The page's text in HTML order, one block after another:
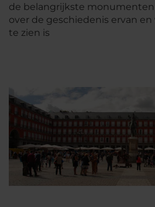
de belangrijkste monumenten
over de geschiedenis ervan
te zien is